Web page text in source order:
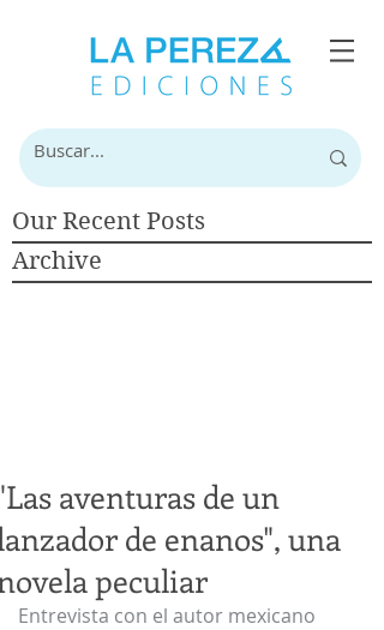
Our Recent Posts
Archive
aventuras de un
de enanos", una
peculiar
Entrevista con el autor mexicano